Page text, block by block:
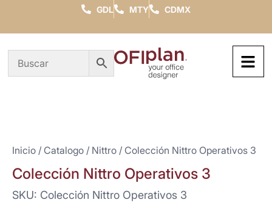
GDL MTY CDMX
Inicio / Catalogo / Nittro / Colección Nittro Operativos 3
Colección Nittro Operativos 3
SKU: Colección Nittro Operativos 3